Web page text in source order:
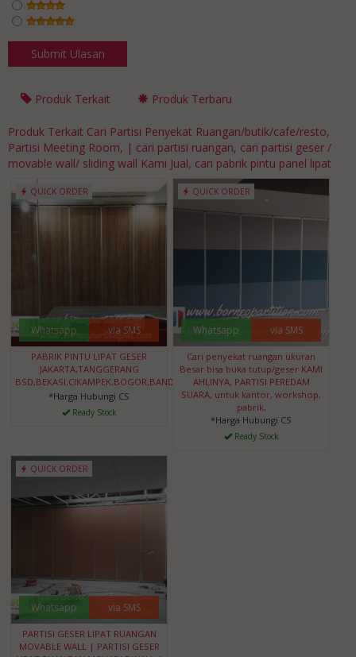
Produk Terkait Produk Terbaru
Produk Terkait Cari Partisi Penyekat Ruangan/butik/cafe/resto,
Partisi Meeting Room, | cari partisi ruangan, cari partisi geser /
movable wall/ sliding wall Kami Jual, cari pabrik pintu panel lipat
QUICK ORDER
Whatsapp via SMS
PABRIK PINTU LIPAT GESER
JAKARTA,TANGGERANG
BSD,BEKASI,CIKAMPEK,BOGOR,BANDUNG,BANTEN
*Harga Hubungi CS
Ready Stock
QUICK ORDER
Whatsapp via SMS
Cari penyekat ruangan ukuran
Besar bisa buka tutup/geser KAMI
AHLINYA, PARTISI PEREDAM
SUARA, untuk kantor, workshop,
pabrik,
*Harga Hubungi CS
Ready Stock
QUICK ORDER
Whatsapp via SMS
PARTISI GESER LIPAT RUANGAN
MOVABLE WALL | PARTISI GESER